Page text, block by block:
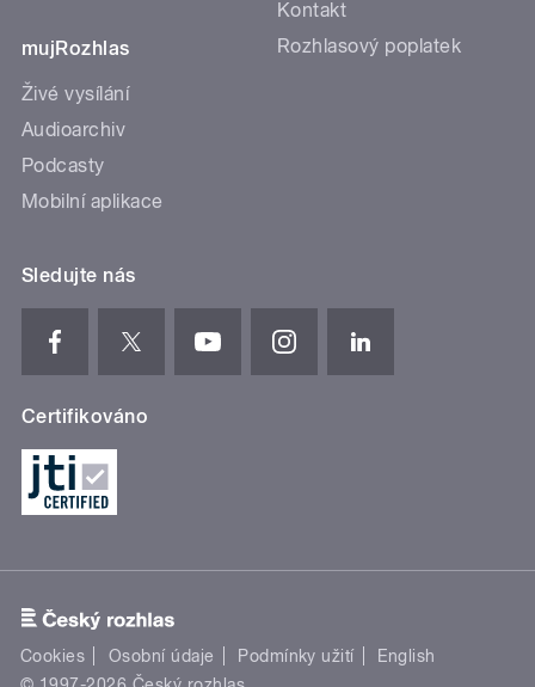
mujRozhlas
Živé vysílání
Audioarchiv
Podcasty
Mobilní aplikace
Kontakt
Rozhlasový poplatek
Sledujte nás
Certifikováno
Cookies Osobní údaje Podmínky užití
English